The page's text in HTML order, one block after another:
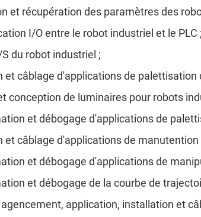
et récupération des paramètres des
I/O entre le robot industriel et le PLC ;
du robot industriel ;
et câblage d'applications de palettisation
conception de luminaires pour robots
et débogage d'applications de
et câblage d'applications de
et débogage d'applications de
et débogage de la courbe de
application, installation et